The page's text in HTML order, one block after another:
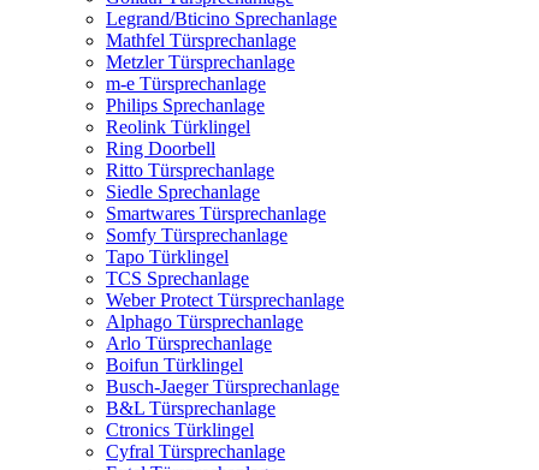
Legrand/Bticino Sprechanlage
Mathfel Türsprechanlage
Metzler Türsprechanlage
m-e Türsprechanlage
Philips Sprechanlage
Reolink Türklingel
Ring Doorbell
Ritto Türsprechanlage
Siedle Sprechanlage
Smartwares Türsprechanlage
Somfy Türsprechanlage
Tapo Türklingel
TCS Sprechanlage
Weber Protect Türsprechanlage
Alphago Türsprechanlage
Arlo Türsprechanlage
Boifun Türklingel
Busch-Jaeger Türsprechanlage
B&L Türsprechanlage
Ctronics Türklingel
Cyfral Türsprechanlage